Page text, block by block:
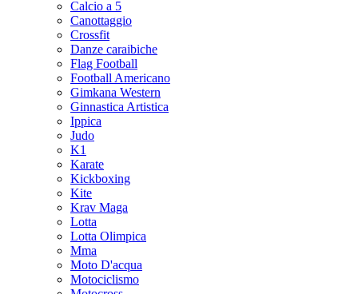
Calcio a 5
Canottaggio
Crossfit
Danze caraibiche
Flag Football
Football Americano
Gimkana Western
Ginnastica Artistica
Ippica
Judo
K1
Karate
Kickboxing
Kite
Krav Maga
Lotta
Lotta Olimpica
Mma
Moto D'acqua
Motociclismo